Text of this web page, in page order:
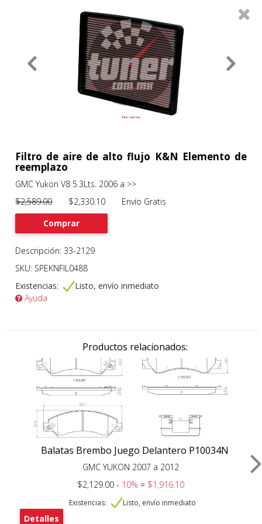
Services
Productos Filtros 0
Previous
Filtro de aire de alto flujo K&N Elemento de
reemplazo
GMC Yukon V8 5.3Lts. 2006 a >>
$2,589.00$2,330.10 Envío Gratis
Comprar
Descripción: 33-2129
SKU: SPEKNFIL0488
Existencias:
Listo, envío inmediato
Ayuda
Productos relacionados:
Balatas Brembo Juego Delantero P10034N
GMC YUKON 2007 a 2012
$2,129.00 - 10%= $1,916.10
Existencias: Listo, envío inmediato
Detalles